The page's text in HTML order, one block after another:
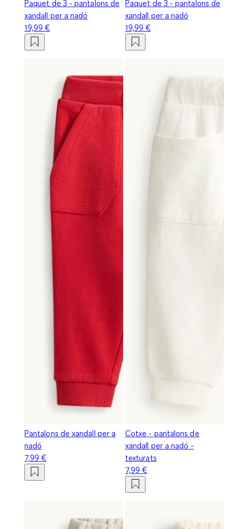
Paquet de 3 - pantalons de
xandall per a nadó
19,99 €
Paquet de 3 - pantalons de
xandall per a nadó
19,99 €
Pantalons de xandall per a
nadó
7,99 €
Cotxe - pantalons de
xandall per a nadó -
texturats
7,99 €